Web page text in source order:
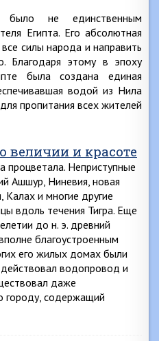
было не единственным
Египта. Его абсолютная
силы народа и направить
Благодаря этому в эпоху
была создана единая
водой из Нила
пропитания всех жителей
величии и красоте
процветала. Неприступные
Ашшур, Ниневия, новая
Калах и многие другие
вдоль течения Тигра. Еще
до н. э. древний
благоустроенным
его жилых домах были
водопровод и
даже
городу, содержащий